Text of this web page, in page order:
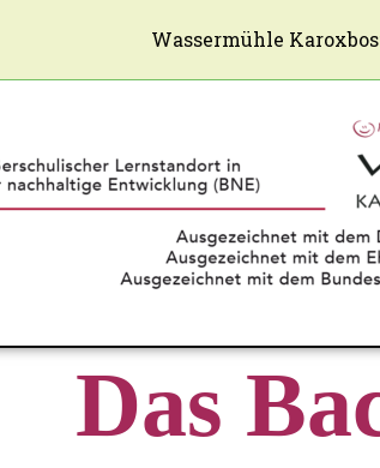
Wassermühle
Das